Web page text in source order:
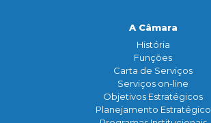
A Câmara
História
Funçōes
Carta de Serviços
Serviços on-line
Objetivos Estratégicos
Planejamento Estratégico